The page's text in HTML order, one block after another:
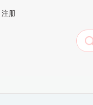
注册